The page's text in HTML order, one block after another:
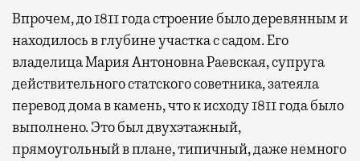
Впрочем, до 1811 года строение было деревянным и
находилось в глубине участка с садом. Его
владелица Мария Антоновна Раевская, супруга
действительного статского советника, затеяла
перевод дома в камень, что к исходу 1811 года было
выполнено. Это был двухэтажный,
прямоугольный в плане, типичный, даже немного